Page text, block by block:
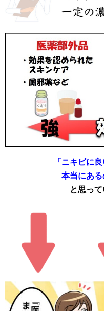
「ニキビに
本当にある
と思って